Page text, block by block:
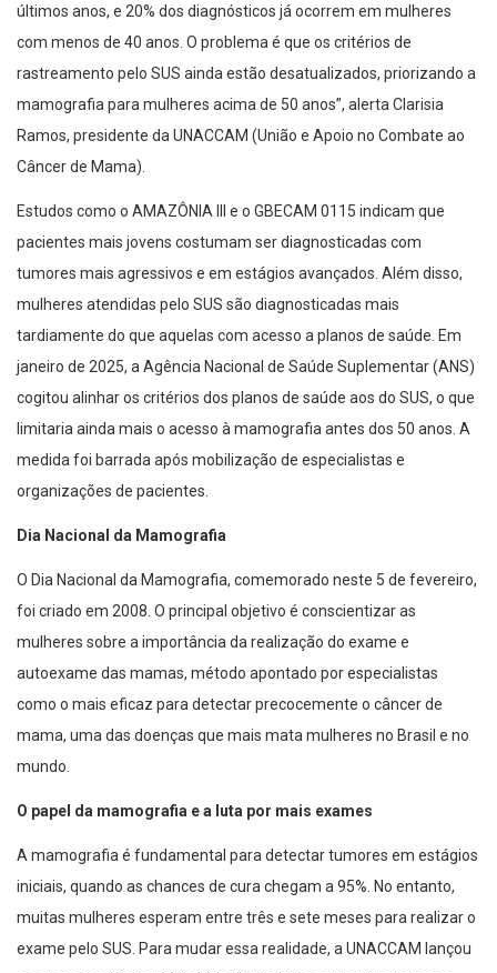
últimos anos, e 20% dos diagnósticos já ocorrem em mulheres
com menos de 40 anos. O problema é que os critérios de
rastreamento pelo SUS ainda estão desatualizados, priorizando a
mamografia para mulheres acima de 50 anos”, alerta Clarisia
Ramos, presidente da UNACCAM (União e Apoio no Combate ao
Câncer de Mama).
Estudos como o AMAZÔNIA III e o GBECAM 0115 indicam que
pacientes mais jovens costumam ser diagnosticadas com
tumores mais agressivos e em estágios avançados. Além disso,
mulheres atendidas pelo SUS são diagnosticadas mais
tardiamente do que aquelas com acesso a planos de saúde. Em
janeiro de 2025, a Agência Nacional de Saúde Suplementar (ANS)
cogitou alinhar os critérios dos planos de saúde aos do SUS, o que
limitaria ainda mais o acesso à mamografia antes dos 50 anos. A
medida foi barrada após mobilização de especialistas e
organizações de pacientes.
Dia Nacional da Mamografia
O Dia Nacional da Mamografia, comemorado neste 5 de fevereiro,
foi criado em 2008. O principal objetivo é conscientizar as
mulheres sobre a importância da realização do exame e
autoexame das mamas, método apontado por especialistas
como o mais eficaz para detectar precocemente o câncer de
mama, uma das doenças que mais mata mulheres no Brasil e no
mundo.
O papel da mamografia e a luta por mais exames
A mamografia é fundamental para detectar tumores em estágios
iniciais, quando as chances de cura chegam a 95%. No entanto,
muitas mulheres esperam entre três e sete meses para realizar o
exame pelo SUS. Para mudar essa realidade, a UNACCAM lançou